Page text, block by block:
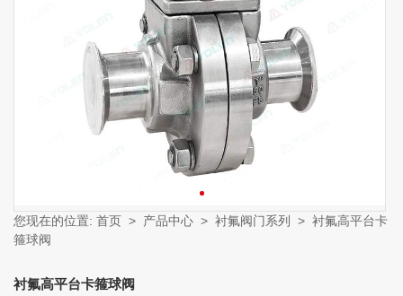
您现在的位置: 首页 > 产品中心 > 衬氟阀门系列 > 衬氟高平台卡
箍球阀
衬氟高平台卡箍球阀